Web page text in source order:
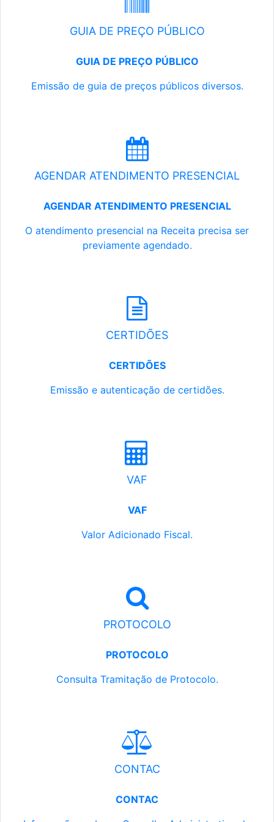
GUIA DE PREÇO PÚBLICO
GUIA DE PREÇO PÚBLICO
Emissão de guia de preços públicos diversos.
AGENDAR ATENDIMENTO PRESENCIAL
AGENDAR ATENDIMENTO PRESENCIAL
O atendimento presencial na Receita precisa ser
previamente agendado.
CERTIDÕES
CERTIDÕES
Emissão e autenticação de certidões.
VAF
VAF
Valor Adicionado Fiscal.
PROTOCOLO
PROTOCOLO
Consulta Tramitação de Protocolo.
CONTAC
CONTAC